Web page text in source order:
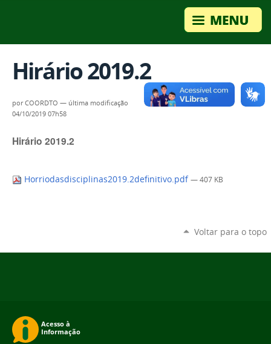
Hirário 2019.2
porCOORDTO — última modificação
04/10/2019 07h58
Hirário 2019.2
Horriodasdisciplinas2019.2definitivo.pdf — 407 KB
Voltar para o topo